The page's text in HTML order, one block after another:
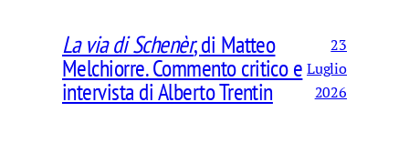
La via di Schenèr, di Matteo
Melchiorre. Commento critico e
intervista di Alberto Trentin
23
Luglio
2026